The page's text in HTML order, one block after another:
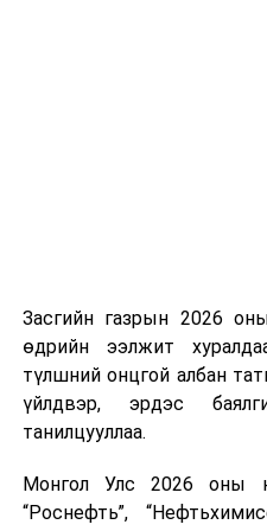
Засгийн газрын 2026
өдрийн ээлжит
түлшний онцгой албан
үйлдвэр, эрдэс
танилцууллаа.
Монгол Улс 2026 оны
“Роснефть”,